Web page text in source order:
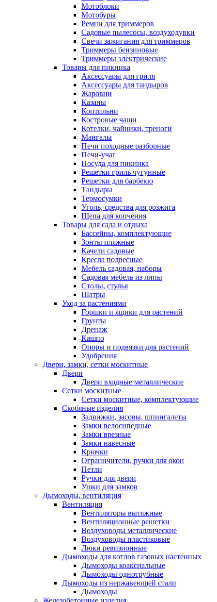
Мотоблоки
Мотобуры
Ремни для триммеров
Садовые пылесосы, воздуходувки
Свечи зажигания для триммеров
Триммеры бензиновые
Триммеры электрические
Товары для пикника
Аксессуары для гриля
Аксессуары для тандыров
Жаровни
Казаны
Коптильни
Костровые чаши
Котелки, чайники, треноги
Мангалы
Печи походные разборные
Печи-учаг
Посуда для пикника
Решетки гриль чугунные
Решетки для барбекю
Тандыры
Термосумки
Уголь, средства для розжига
Щепа для копчения
Товары для сада и отдыха
Бассейны, комплектующие
Зонты пляжные
Качели садовые
Кресла подвесные
Мебель садовая, наборы
Садовая мебель из липы
Столы, стулья
Шатры
Уход за растениями
Горшки и ящики для растений
Грунты
Дренаж
Кашпо
Опоры и подвязки для растений
Удобрения
Двери, замки, сетки москитные
Двери
Двери входные металлические
Сетки москитные
Сетки москитные, комплектующие
Скобяные изделия
Задвижки, засовы, шпингалеты
Замки велосипедные
Замки врезные
Замки навесные
Крючки
Ограничители, ручки для окон
Петли
Ручки для двери
Ушки для замков
Дымоходы, вентиляция
Вентиляция
Вентиляторы вытяжные
Вентиляционные решетки
Воздуховоды металлические
Воздуховоды пластиковые
Люки ревизионные
Дымоходы для котлов газовых настенных
Дымоходы коаксиальные
Дымоходы однотрубные
Дымоходы из нержавеющей стали
Дымоходы
Железобетонные изделия